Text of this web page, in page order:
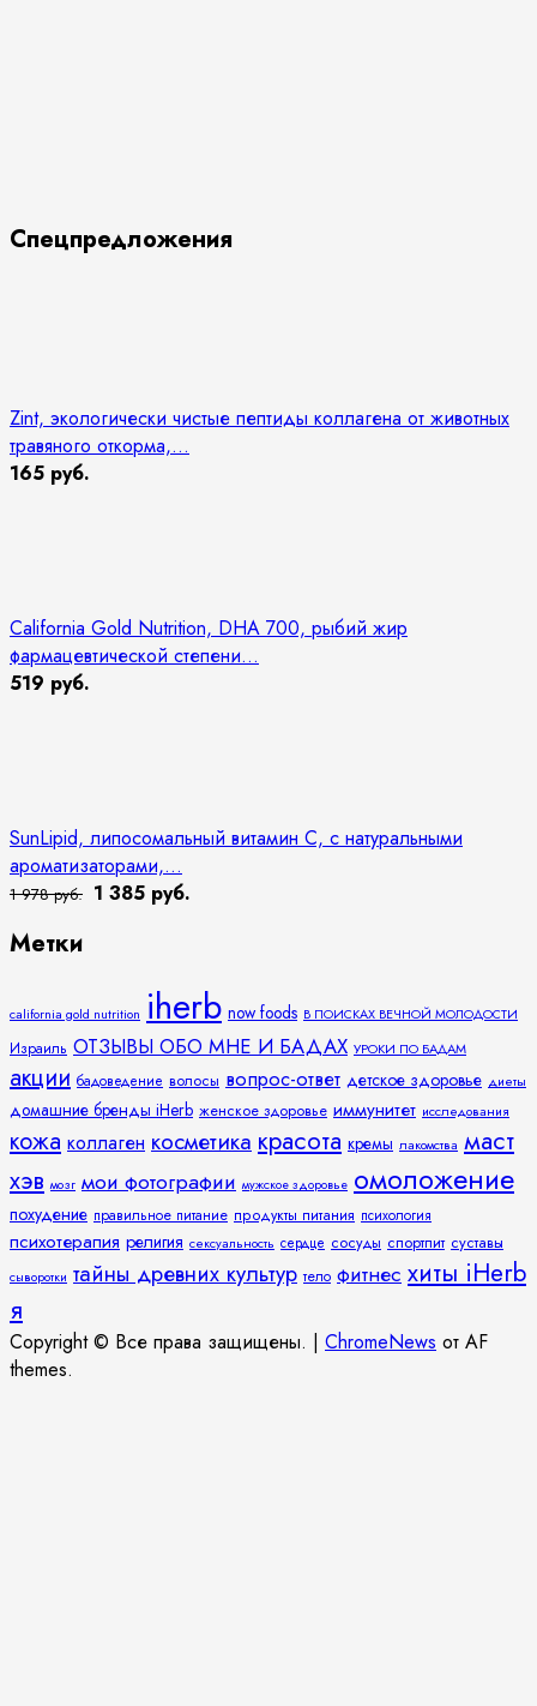
Спецпредложения
Zint, экологически чистые пептиды коллагена от животных
травяного откорма,...
165 руб.
California Gold Nutrition, DHA 700, рыбий жир
фармацевтической степени...
519 руб.
SunLipid, липосомальный витамин C, с натуральными
ароматизаторами,...
1 978 руб. 1 385 руб.
Метки
california gold nutrition iherb now foods В ПОИСКАХ ВЕЧНОЙ МОЛОДОСТИ
Израиль ОТЗЫВЫ ОБО МНЕ И БАДАХ УРОКИ ПО БАДАМ
акции бадоведение волосы вопрос-ответ детское здоровье диеты
домашние бренды iHerb женское здоровье иммунитет исследования
кожа коллаген косметика красота кремы лакомства маст
хэв мозг мои фотографии мужское здоровье омоложение
похудение правильное питание продукты питания психология
психотерапия религия сексуальность сердце сосуды спортпит суставы
сыворотки тайны древних культур тело фитнес хиты iHerb
я
Copyright © Все права защищены. | ChromeNews от AF
themes.